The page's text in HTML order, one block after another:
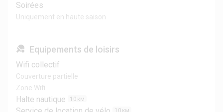
Soirées
Uniquement en haute saison
Equipements de loisirs
Wifi collectif
Couverture partielle
Zone Wifi
Halte nautique 10 KM